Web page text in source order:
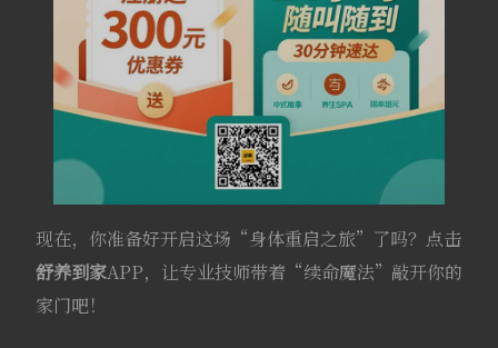
现在，你准备好开启这场“身体重启之旅”了吗？点击
舒养到家APP，让专业技师带着“续命魔法”敲开你的
家门吧！